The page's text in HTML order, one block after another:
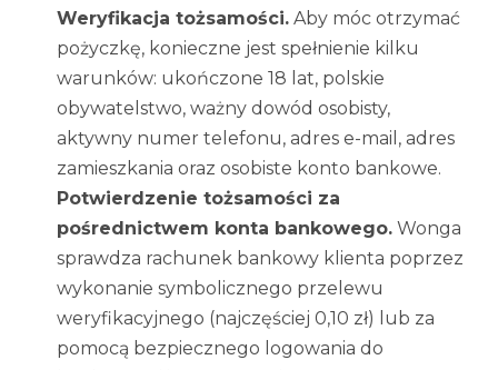
Weryfikacja tożsamości. Aby móc otrzymać
pożyczkę, konieczne jest spełnienie kilku
warunków: ukończone 18 lat, polskie
obywatelstwo, ważny dowód osobisty,
aktywny numer telefonu, adres e-mail, adres
zamieszkania oraz osobiste konto bankowe.
Potwierdzenie tożsamości za
pośrednictwem konta bankowego. Wonga
sprawdza rachunek bankowy klienta poprzez
wykonanie symbolicznego przelewu
weryfikacyjnego (najczęściej 0,10 zł) lub za
pomocą bezpiecznego logowania do